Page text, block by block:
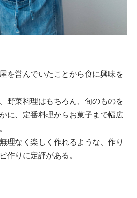
を営んでいたことから食に興味を
野菜料理はもちろん、旬のものを
に、定番料理からお菓子まで幅広
理なく楽しく作れるような、作り
作りに定評がある。